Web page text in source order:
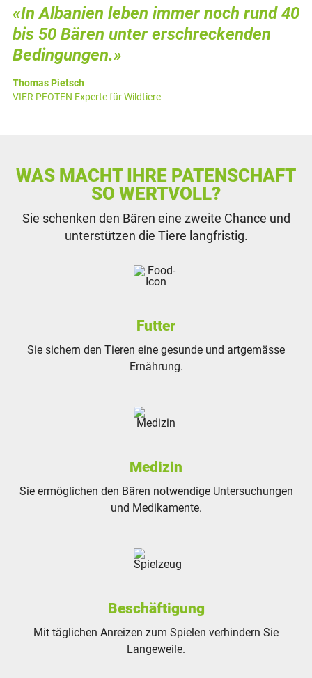
«In Albanien leben immer noch rund 40
bis 50 Bären unter erschreckenden
Bedingungen.»
Thomas Pietsch
VIER PFOTEN Experte für Wildtiere
WAS MACHT IHRE PATENSCHAFT
SO WERTVOLL?
Sie schenken den Bären eine zweite Chance und
unterstützen die Tiere langfristig.
Futter
Sie sichern den Tieren eine gesunde und artgemässe
Ernährung.
Medizin
Sie ermöglichen den Bären notwendige Untersuchungen
und Medikamente.
Beschäftigung
Mit täglichen Anreizen zum Spielen verhindern Sie
Langeweile.